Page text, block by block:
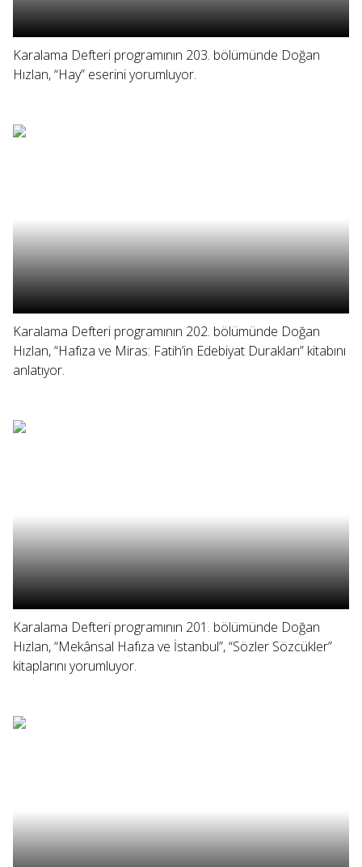
Karalama Defteri programının 203. bölümünde Doğan
Hızlan, “Hay” eserini yorumluyor.
Karalama Defteri programının 202. bölümünde Doğan
Hızlan, “Hafıza ve Miras: Fatih’in Edebiyat Durakları” kitabını
anlatıyor.
Karalama Defteri programının 201. bölümünde Doğan
Hızlan, “Mekânsal Hafıza ve İstanbul”, “Sözler Sözcükler”
kitaplarını yorumluyor.